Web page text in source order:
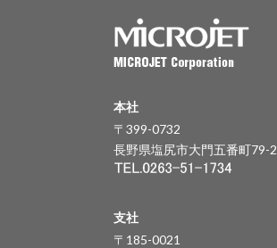
本社
〒399-0732
長野県塩尻市大門五番町79-2
支社
〒185-0021